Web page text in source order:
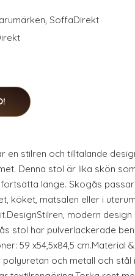
, SoffaDirekt
en stilren och tilltalande
Denna stol är lika skön
länge. Skogås
köket, matsalen eller i
modern design
stol har pulverlackerade
59 x54,5x84,5 cm.Material
och metall och stål